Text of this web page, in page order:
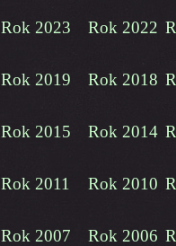
Rok 2023 Rok 2022
Rok 2019 Rok 2018
Rok 2015 Rok 2014
Rok 2011 Rok 2010
Rok 2007 Rok 2006